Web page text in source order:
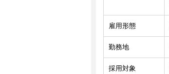
雇用形態
勤務地
採用対象